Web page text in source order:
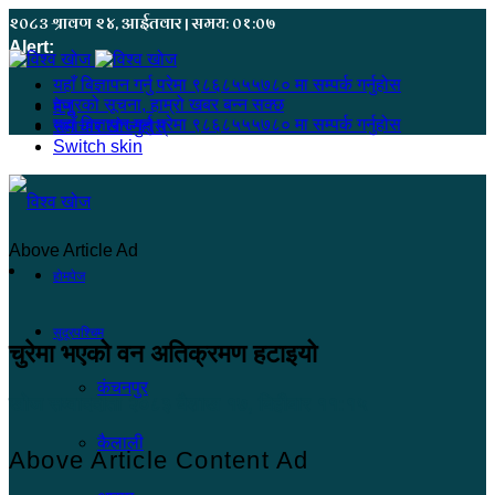
२०८३ श्रावण २४, आईतवार | समय: ०१:०७
Alert:
यहाँ बिज्ञापन गर्नु परेमा ९८६८५५५७८० मा सम्पर्क गर्नुहोस
हजुरको सूचना, हाम्रो खबर बन्न सक्छ
यहाँ बिज्ञापन गर्नु परेमा ९८६८५५५७८० मा सम्पर्क गर्नुहोस
मेनू
समाचार खोज्नुहोस्
Switch skin
होमपेज
सुदूरपश्चिम
कंचनपुर
कैलाली
Above Article Ad
चुरेमा भएको वन अतिक्रमण हटाइयो
२०८३ बैशाख १७, बिहीबार ११:१५
Above Article Content Ad